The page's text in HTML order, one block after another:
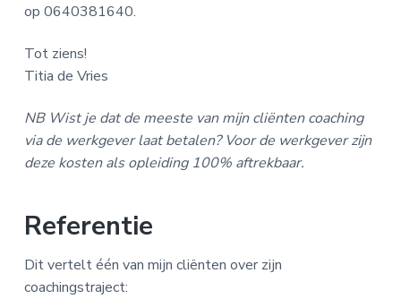
op 0640381640.
Tot ziens!
Titia de Vries
NB Wist je dat de meeste van mijn cliënten coaching
via de werkgever laat betalen? Voor de werkgever zijn
deze kosten als opleiding 100% aftrekbaar.
Referentie
Dit vertelt één van mijn cliënten over zijn
coachingstraject: